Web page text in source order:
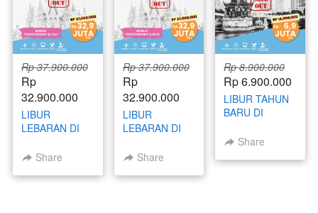
Rp 37.900.000
Rp
32.900.000
LIBUR
LEBARAN DI
27 MARET
Share
Rp 37.900.000
Rp
32.900.000
LIBUR
LEBARAN DI
27 MARET
Share
Rp 8.900.000
Rp 6.900.000
LIBUR TAHUN
BARU DI
DESEMBER - 4
Share